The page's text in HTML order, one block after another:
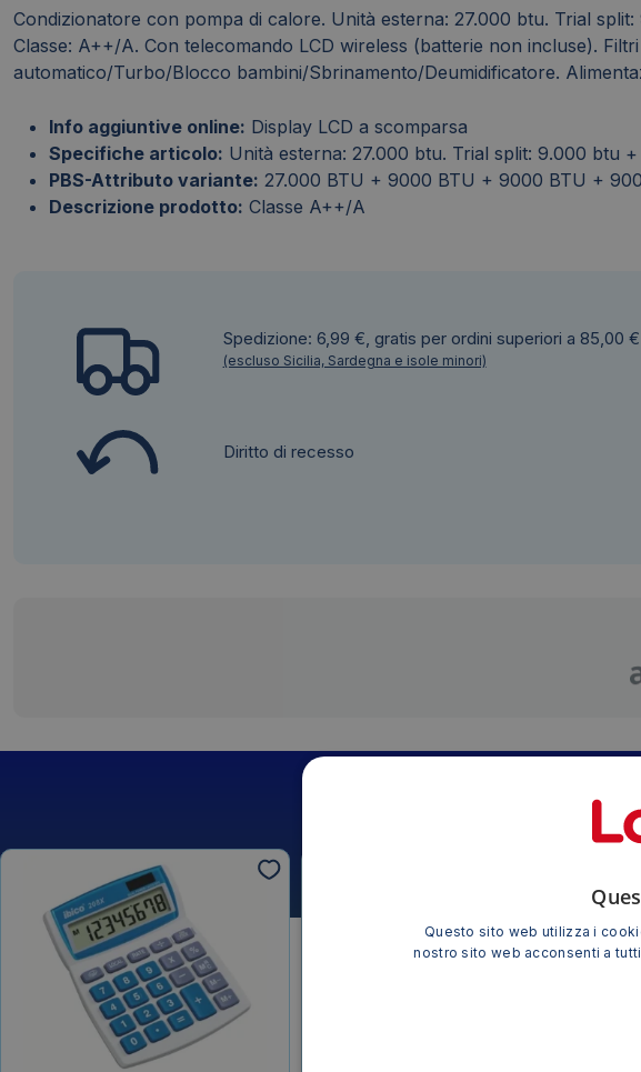
BTU
+
9000
+
9000
BTU
quantità
Condizionatore con pompa di calore. Unità esterna: 27.000 btu. Trial
Classe: A++/A. Con telecomando LCD wireless (batterie non incluse).
automatico/Turbo/Blocco bambini/Sbrinamento/Deumidificatore.
Info aggiuntive online: Display LCD a scomparsa
Specifiche articolo: Unità esterna: 27.000 btu. Trial split: 9.000 btu
PBS-Attributo variante: 27.000 BTU + 9000 BTU + 9000 BTU +
Descrizione prodotto: Classe A++/A
Spedizione: 6,99 €, gratis per ordini superiori a 85,00
(escluso Sicilia, Sardegna e isole minori)
Diritto di recesso
TI
Questo sito web utilizza i
nostro sito web acconsenti a